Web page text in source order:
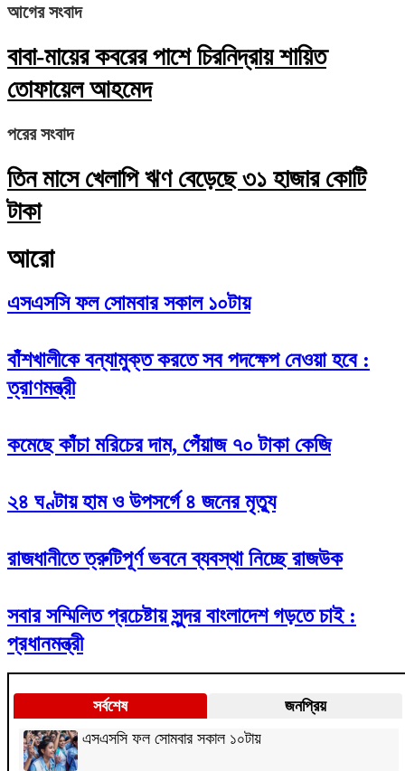
আগের সংবাদ
বাবা-মায়ের কবরের পাশে চিরনিদ্রায় শায়িত
তোফায়েল আহমেদ
পরের সংবাদ
তিন মাসে খেলাপি ঋণ বেড়েছে ৩১ হাজার কোটি
টাকা
আরো
এসএসসি ফল সোমবার সকাল ১০টায়
বাঁশখালীকে বন্যামুক্ত করতে সব পদক্ষেপ নেওয়া হবে :
ত্রাণমন্ত্রী
কমেছে কাঁচা মরিচের দাম, পেঁয়াজ ৭০ টাকা কেজি
২৪ ঘণ্টায় হাম ও উপসর্গে ৪ জনের মৃত্যু
রাজধানীতে ত্রুটিপূর্ণ ভবনে ব্যবস্থা নিচ্ছে রাজউক
সবার সম্মিলিত প্রচেষ্টায় সুন্দর বাংলাদেশ গড়তে চাই :
প্রধানমন্ত্রী
সর্বশেষ
জনপ্রিয়
এসএসসি ফল সোমবার সকাল ১০টায়